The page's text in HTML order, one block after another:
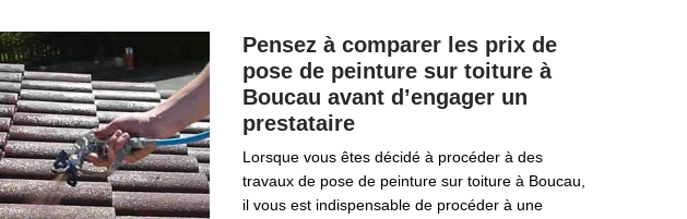
Pensez à comparer les prix de
pose de peinture sur toiture à
Boucau avant d’engager un
prestataire
Lorsque vous êtes décidé à procéder à des
travaux de pose de peinture sur toiture à Boucau,
il vous est indispensable de procéder à une